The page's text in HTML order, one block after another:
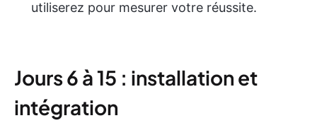
utiliserez pour mesurer votre réussite.
Jours 6 à 15 : installation et
intégration